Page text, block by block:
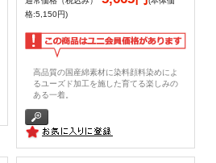
格:5,150円)
高品質の国産綿素材に染料顔料染めによ
るユーズド加工を施した育てる楽しみの
ある一着。